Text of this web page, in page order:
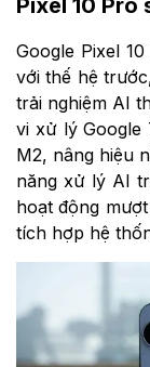
Google Pixel
với thế hệ
trải nghiệm AI
vi xử lý Google
M2, nâng hiệu
năng xử lý AI
hoạt động
tích hợp hệ